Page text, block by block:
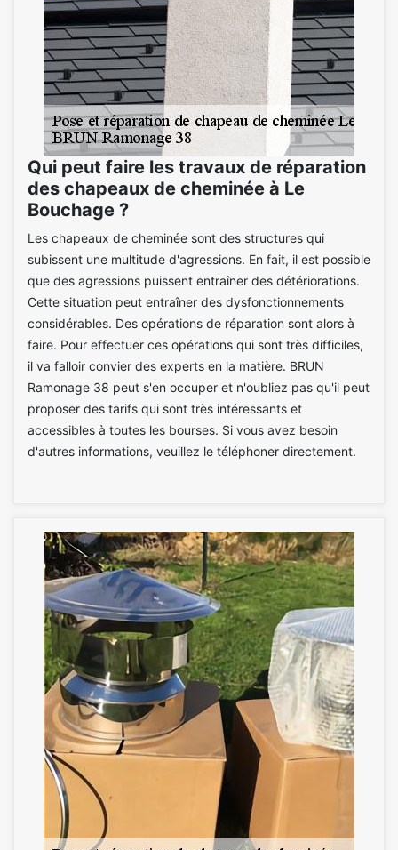
Qui peut faire les travaux de réparation
des chapeaux de cheminée à Le
Bouchage ?
Les chapeaux de cheminée sont des structures qui
subissent une multitude d'agressions. En fait, il est possible
que des agressions puissent entraîner des détériorations.
Cette situation peut entraîner des dysfonctionnements
considérables. Des opérations de réparation sont alors à
faire. Pour effectuer ces opérations qui sont très difficiles,
il va falloir convier des experts en la matière. BRUN
Ramonage 38 peut s'en occuper et n'oubliez pas qu'il peut
proposer des tarifs qui sont très intéressants et
accessibles à toutes les bourses. Si vous avez besoin
d'autres informations, veuillez le téléphoner directement.